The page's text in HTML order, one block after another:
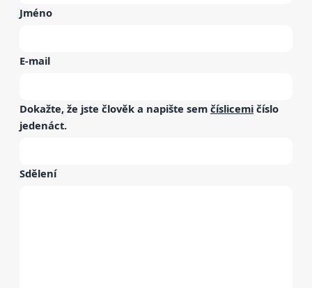
Jméno
E-mail
Dokažte, že jste člověk a napište sem číslicemi číslo
jedenáct.
Sdělení